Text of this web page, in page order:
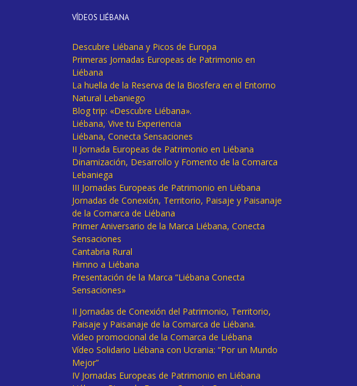
VÍDEOS LIÉBANA
Descubre Liébana y Picos de Europa
Primeras Jornadas Europeas de Patrimonio en
Liébana
La huella de la Reserva de la Biosfera en el Entorno
Natural Lebaniego
Blog trip: «Descubre Liébana».
Liébana, Vive tu Experiencia
Liébana, Conecta Sensaciones
II Jornada Europeas de Patrimonio en Liébana
Dinamización, Desarrollo y Fomento de la Comarca
Lebaniega
III Jornadas Europeas de Patrimonio en Liébana
Jornadas de Conexión, Territorio, Paisaje y Paisanaje
de la Comarca de Liébana
Primer Aniversario de la Marca Liébana, Conecta
Sensaciones
Cantabria Rural
Himno a Liébana
Presentación de la Marca “Liébana Conecta
Sensaciones»
II Jornadas de Conexión del Patrimonio, Territorio,
Paisaje y Paisanaje de la Comarca de Liébana.
Vídeo promocional de la Comarca de Liébana
Vídeo Solidario Liébana con Ucrania: “Por un Mundo
Mejor”
IV Jornadas Europeas de Patrimonio en Liébana